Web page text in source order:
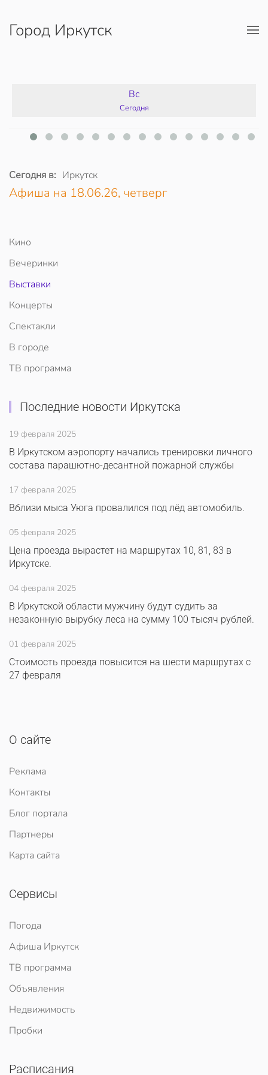
Перейти к содержимому
Город Иркутск
Вс
Сегодня
Сегодня в: Иркутск
Афиша на 18.06.26, четверг
Кино
Вечеринки
Выставки
Концерты
Спектакли
В городе
ТВ программа
Последние новости Иркутска
19 февраля 2025
В Иркутском аэропорту начались тренировки личного
состава парашютно-десантной пожарной службы
17 февраля 2025
Вблизи мыса Уюга провалился под лёд автомобиль.
05 февраля 2025
Цена проезда вырастет на маршрутах 10, 81, 83 в
Иркутске.
04 февраля 2025
В Иркутской области мужчину будут судить за
незаконную вырубку леса на сумму 100 тысяч рублей.
01 февраля 2025
Стоимость проезда повысится на шести маршрутах с
27 февраля
О сайте
Реклама
Контакты
Блог портала
Партнеры
Карта сайта
Сервисы
Погода
Афиша Иркутск
ТВ программа
Объявления
Недвижимость
Пробки
Расписания